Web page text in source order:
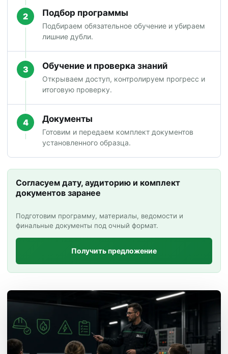
2 Подбор программы
Подбираем обязательное обучение и убираем
лишние дубли.
3 Обучение и проверка знаний
Открываем доступ, контролируем прогресс и
итоговую проверку.
4 Документы
Готовим и передаем комплект документов
установленного образца.
Согласуем дату, аудиторию и комплект
документов заранее
Подготовим программу, материалы, ведомости и
финальные документы под очный формат.
Получить предложение